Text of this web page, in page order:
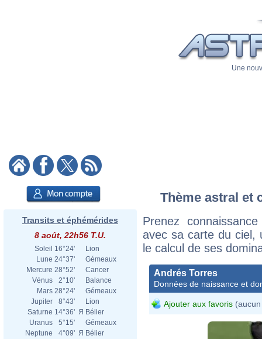
Une
Transits et éphémérides
8 août, 22h56 T.U.
Soleil 16°24'
Lion
Lune 24°37'
Gémeaux
Mercure 28°52'
Cancer
Vénus
2°10'
Balance
Mars 28°24'
Gémeaux
Jupiter
8°43'
Lion
Saturne 14°36' Я Bélier
Uranus
5°15'
Gémeaux
Neptune
4°09' Я Bélier
Thème astral et
Prenez
avec sa carte du ciel,
le calcul de ses
Andrés Torres
Données de naissance et
Ajouter aux favoris